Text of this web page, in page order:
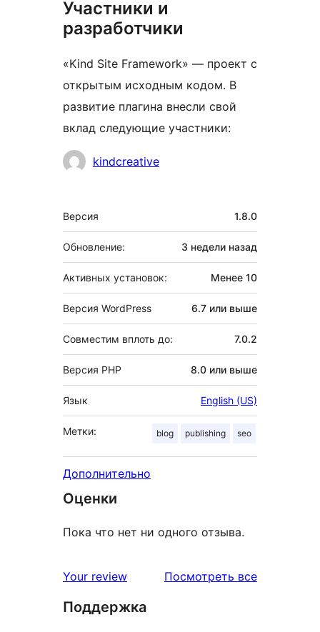
Участники и
разработчики
«Kind Site Framework» — проект с
открытым исходным кодом. В
развитие плагина внесли свой
вклад следующие участники:
Участникиkindcreative
Мета
Версия 1.8.0
Обновление: 3 недели назад
Активных установок: Менее 10
Версия WordPress 6.7 или выше
Совместим вплоть до: 7.0.2
Версия PHP 8.0 или выше
Язык English (US)
Метки: blog publishing seo
Дополнительно
Оценки
Пока что нет ни одного отзыва.
Your review Посмотреть всеотзывы
Поддержка